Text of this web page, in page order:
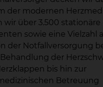
der modernen
wir über 3.500
sowie eine Vielzahl
der Notfallversorgung
der
bis hin zur
Betreuung